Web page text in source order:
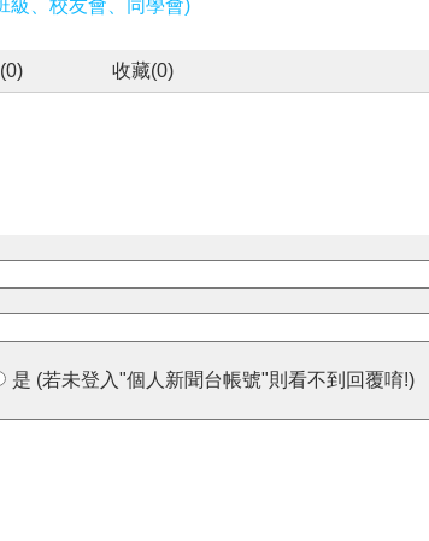
級、校友會、同學會)
0) 收藏(0)
是 (若未登入"個人新聞台帳號"則看不到回覆唷!)